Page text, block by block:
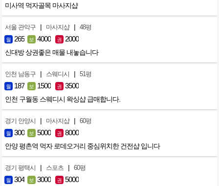
미사역 먹자골목 마사지샵
서울 관악구 | 마사지샵 | 48평
월 265 보 4000 권 2000
신대방 상권좋은 매물 내놓습니다
인천 남동구 | 스웨디시 | 51평
월 187 보 1500 권 3500
인천 구월동 스웨디시 왁싱샵 급매합니다.
경기 안양시 | 마사지샵 | 60평
월 300 보 5000 권 8000
안양 평촌역 먹자 로데오거리 중심위치한 건전샵 입니다
경기 평택시 | 스포츠 | 60평
월 304 보 3000 권 5000